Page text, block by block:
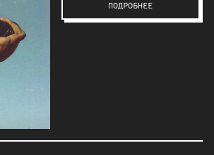
ПОДРОБНЕЕ